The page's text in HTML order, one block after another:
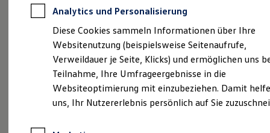
Autokredit mit Schlussrate
Versicherungen und Garantien
Kfz-Versicherung
Restschuldversicherungen
Garantien
Wartungsverträge
Geschäftskunden
Professional Class bei Volkswagen
Großkunden
Behörden
Analytics und Personalisierung
Diese Cookies sammeln Informationen über Ihre
Websitenutzung (beispielsweise Seitenaufrufe,
Verweildauer je Seite, Klicks) und ermöglichen uns
Teilnahme, Ihre Umfrageergebnisse in die
Websiteoptimierung mit einzubeziehen. Damit
uns, Ihr Nutzererlebnis persönlich auf Sie